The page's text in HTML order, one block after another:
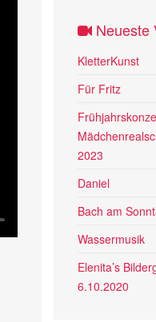
Neueste
KletterKunst
Für Fritz
2023
Daniel
Bach am
Wassermusik
Elenita’s
6.10.2020